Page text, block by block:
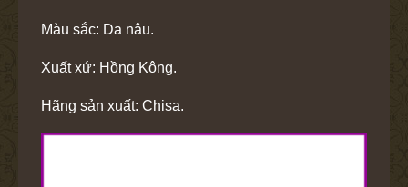
Màu sắc: Da nâu.
Xuất xứ: Hồng Kông.
Hãng sản xuất: Chisa.